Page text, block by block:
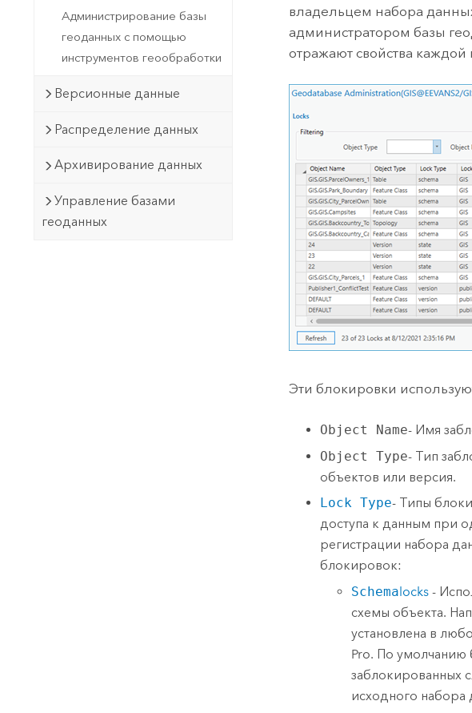
Администрирование базы
геоданных с помощью
инструментов геообработки
Версионные данные
Распределение данных
Архивирование данных
Управление базами
геоданных
владельцем набора
администратором базы
отражают свойства
Эти блокировки
Object Name- Имя
Object Type- Тип
объектов или версия.
Lock Type- Типы
доступа к данным при
регистрации набора
блокировок:
Schemalocks-
схемы объекта.
установлена в
Pro. По умолчанию
заблокированных
исходного набора